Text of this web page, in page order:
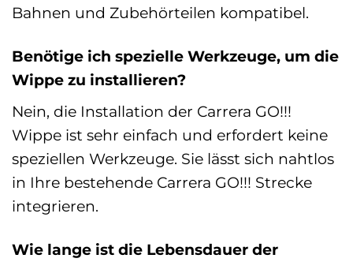
Bahnen und Zubehörteilen kompatibel.
Benötige ich spezielle Werkzeuge, um die
Wippe zu installieren?
Nein, die Installation der Carrera GO!!!
Wippe ist sehr einfach und erfordert keine
speziellen Werkzeuge. Sie lässt sich nahtlos
in Ihre bestehende Carrera GO!!! Strecke
integrieren.
Wie lange ist die Lebensdauer der